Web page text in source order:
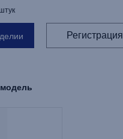
Регистрация